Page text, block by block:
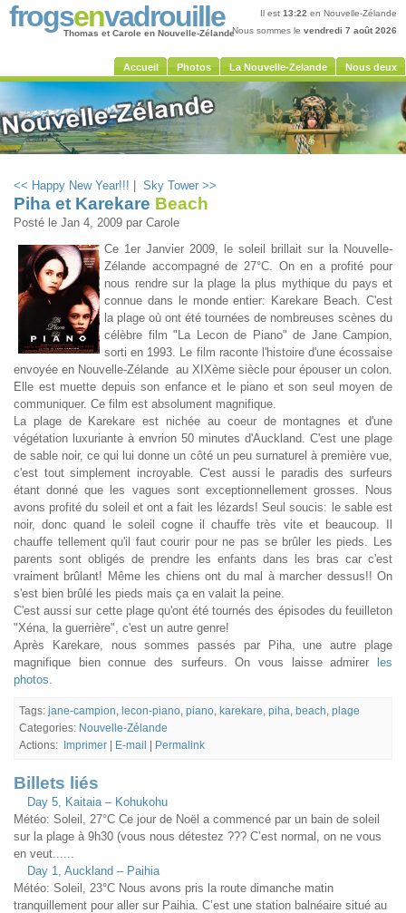
frogsenvadrouille
Thomas et Carole en Nouvelle-Zélande
Il est 13:22 en Nouvelle-Zélande
Nous sommes le vendredi 7 août 2026
Accueil Photos La Nouvelle-Zelande Nous deux
<< Happy New Year!!! Sky Tower >>
Piha et Karekare Beach
Posté le Jan 4, 2009 par Carole
Ce 1er Janvier 2009, le soleil brillait sur la Nouvelle-
Zélande accompagné de 27°C. On en a profité pour
nous rendre sur la plage la plus mythique du pays et
connue dans le monde entier: Karekare Beach. C'est
la plage où ont été tournées de nombreuses scènes du
célèbre film "La Lecon de Piano" de Jane Campion,
sorti en 1993. Le film raconte l'histoire d'une écossaise
envoyée en Nouvelle-Zélande au XIXème siècle pour épouser un colon.
Elle est muette depuis son enfance et le piano et son seul moyen de
communiquer. Ce film est absolument magnifique.
La plage de Karekare est nichée au coeur de montagnes et d'une
végétation luxuriante à envrion 50 minutes d'Auckland. C'est une plage
de sable noir, ce qui lui donne un côté un peu surnaturel à première vue,
c'est tout simplement incroyable. C'est aussi le paradis des surfeurs
étant donné que les vagues sont exceptionnellement grosses. Nous
avons profité du soleil et ont a fait les lézards! Seul soucis: le sable est
noir, donc quand le soleil cogne il chauffe très vite et beaucoup. Il
chauffe tellement qu'il faut courir pour ne pas se brûler les pieds. Les
parents sont obligés de prendre les enfants dans les bras car c'est
vraiment brûlant! Même les chiens ont du mal à marcher dessus!! On
s'est bien brûlé les pieds mais ça en valait la peine.
C'est aussi sur cette plage qu'ont été tournés des épisodes du feuilleton
"Xéna, la guerrière", c'est un autre genre!
Après Karekare, nous sommes passés par Piha, une autre plage
magnifique bien connue des surfeurs. On vous laisse admirer
les
photos.
Tags: jane-campion lecon-piano piano karekare piha beach plage
Categories: Nouvelle-Zélande
Actions:
Imprimer E-mail Permalink
Billets liés
Day 5, Kaitaia – Kohukohu
Météo: Soleil, 27°C Ce jour de Noël a commencé par un bain de soleil
sur la plage à 9h30 (vous nous détestez ??? C’est normal, on ne vous
en veut......
Day 1, Auckland – Paihia
Météo: Soleil, 23°C Nous avons pris la route dimanche matin
tranquillement pour aller sur Paihia. C’est une station balnéaire situé au